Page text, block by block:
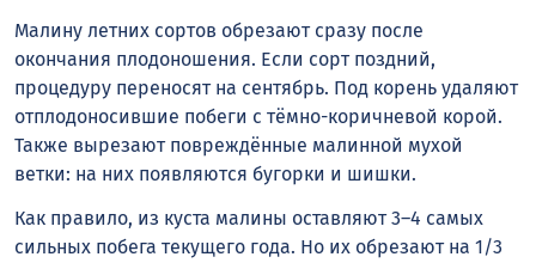
Малину летних сортов обрезают сразу после
окончания плодоношения. Если сорт поздний,
процедуру переносят на сентябрь. Под корень удаляют
отплодоносившие побеги с тёмно-коричневой корой.
Также вырезают повреждённые малинной мухой
ветки: на них появляются бугорки и шишки.
Как правило, из куста малины оставляют 3–4 самых
сильных побега текущего года. Но их обрезают на 1/3